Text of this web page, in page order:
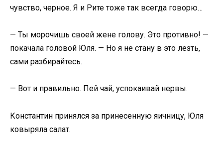
чувство, черное. Я и Рите тоже так всегда говорю…
— Ты морочишь своей жене голову. Это противно! —
покачала головой Юля. — Но я не стану в это лезть,
сами разбирайтесь.
— Вот и правильно. Пей чай, успокаивай нервы.
Константин принялся за принесенную яичницу, Юля
ковыряла салат.